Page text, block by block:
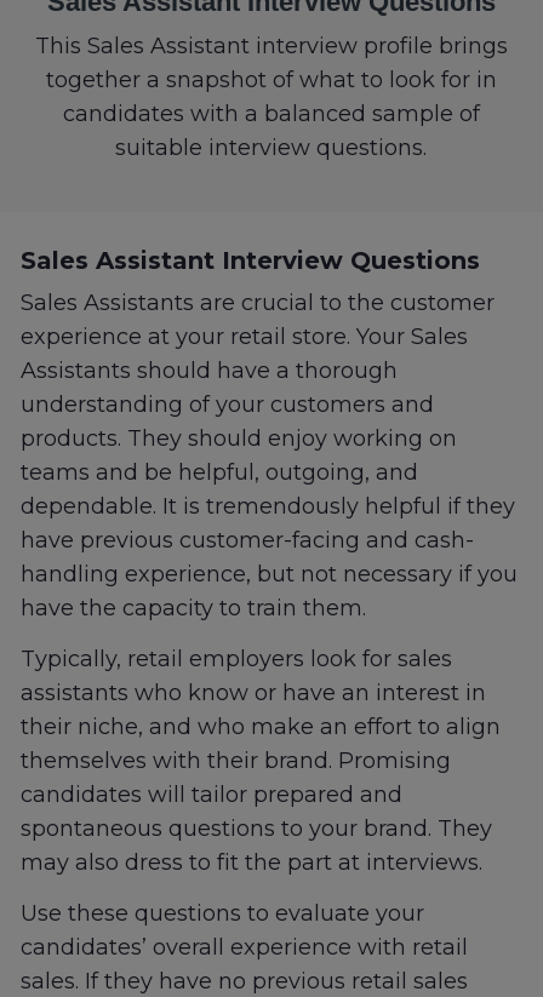
This Sales Assistant interview profile brings
together a snapshot of what to look for in
candidates with a balanced sample of
suitable interview questions.
Sales Assistant Interview Questions
Sales Assistants are crucial to the customer
experience at your retail store. Your Sales
Assistants should have a thorough
understanding of your customers and
products. They should enjoy working on
teams and be helpful, outgoing, and
dependable. It is tremendously helpful if they
have previous customer-facing and cash-
handling experience, but not necessary if you
have the capacity to train them.
Typically, retail employers look for sales
assistants who know or have an interest in
their niche, and who make an effort to align
themselves with their brand. Promising
candidates will tailor prepared and
spontaneous questions to your brand. They
may also dress to fit the part at interviews.
Use these questions to evaluate your
candidates’ overall experience with retail
sales. If they have no previous retail sales